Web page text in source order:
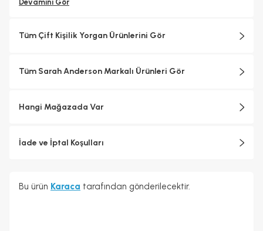
Devamını Gör
Tüm Çift Kişilik Yorgan Ürünlerini Gör
Tüm Sarah Anderson Markalı Ürünleri Gör
Hangi Mağazada Var
İade ve İptal Koşulları
Bu ürün Karaca tarafından gönderilecektir.